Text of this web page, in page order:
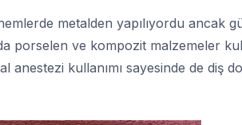
metalden yapılıyordu ancak
porselen ve kompozit malzemeler
anestezi kullanımı sayesinde de diş